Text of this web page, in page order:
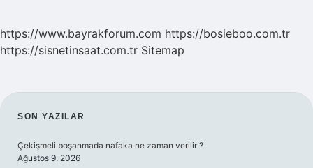
https://www.bayrakforum.com https://bosieboo.com.tr
https://sisnetinsaat.com.tr Sitemap
SIDEBAR
SON YAZILAR
Çekişmeli boşanmada nafaka ne zaman verilir ?
Ağustos 9, 2026